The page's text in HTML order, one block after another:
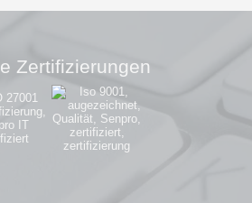
Zertifizierungen